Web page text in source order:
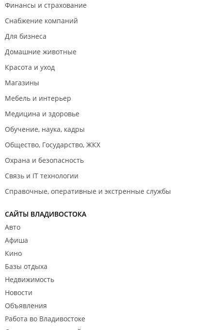
Финансы и страхование
Снабжение компаний
Для бизнеса
Домашние животные
Красота и уход
Магазины
Мебель и интерьер
Медицина и здоровье
Обучение, наука, кадры
Общество, Государство, ЖКХ
Охрана и безопасность
Связь и IT технологии
Справочные, оперативные и экстренные службы
САЙТЫ ВЛАДИВОСТОКА
Авто
Афиша
Кино
Базы отдыха
Недвижимость
Новости
Объявления
Работа во Владивостоке